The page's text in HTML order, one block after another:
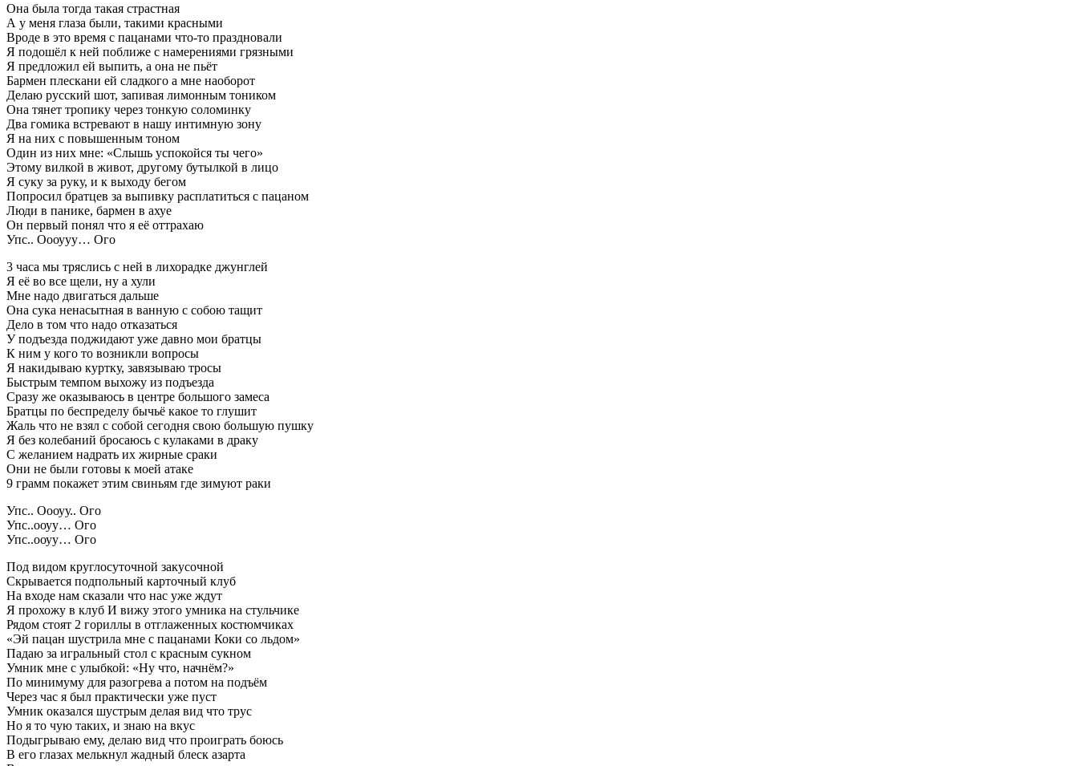
Она была тогда такая страстная
А у меня глаза были, такими красными
Вроде в это время с пацанами что-то праздновали
Я подошёл к ней поближе с намерениями грязными
Я предложил ей выпить, а она не пьёт
Бармен плескани ей сладкого а мне наоборот
Делаю русский шот, запивая лимонным тоником
Она тянет тропику через тонкую соломинку
Два гомика встревают в нашу интимную зону
Я на них с повышенным тоном
Один из них мне: «Слышь успокойся ты чего»
Этому вилкой в живот, другому бутылкой в лицо
Я суку за руку, и к выходу бегом
Попросил братцев за выпивку расплатиться с пацаном
Люди в панике, бармен в ахуе
Он первый понял что я её оттрахаю
Упс.. Оооууу… Ого
3 часа мы тряслись с ней в лихорадке джунглей
Я её во все щели, ну а хули
Мне надо двигаться дальше
Она сука ненасытная в ванную с собою тащит
Дело в том что надо отказаться
У подъезда поджидают уже давно мои братцы
К ним у кого то возникли вопросы
Я накидываю куртку, завязываю тросы
Быстрым темпом выхожу из подъезда
Сразу же оказываюсь в центре большого замеса
Братцы по беспределу бычьё какое то глушит
Жаль что не взял с собой сегодня свою большую пушку
Я без колебаний бросаюсь с кулаками в драку
С желанием надрать их жирные сраки
Они не были готовы к моей атаке
9 грамм покажет этим свиньям где зимуют раки
Упс.. Оооуу.. Ого
Упс..ооуу… Ого
Упс..ооуу… Ого
Под видом круглосуточной закусочной
Скрывается подпольный карточный клуб
На входе нам сказали что нас уже ждут
Я прохожу в клуб И вижу этого умника на стульчике
Рядом стоят 2 гориллы в отглаженных костюмчиках
«Эй пацан шустрила мне с пацанами Коки со льдом»
Падаю за игральный стол с красным сукном
Умник мне с улыбкой: «Ну что, начнём?»
По минимуму для разогрева а потом на подъём
Через час я был практически уже пуст
Умник оказался шустрым делая вид что трус
Но я то чую таких, и знаю на вкус
Подыгрываю ему, делаю вид что проиграть боюсь
В его глазах мелькнул жадный блеск азарта